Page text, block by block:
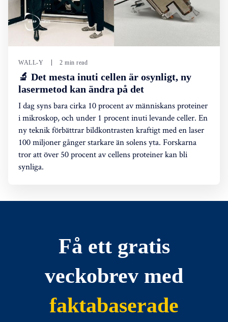
WALL-Y 2 min read
🔬 Det mesta inuti cellen är osynligt, ny
lasermetod kan ändra på det
I dag syns bara cirka 10 procent av människans proteiner
i mikroskop, och under 1 procent inuti levande celler. En
ny teknik förbättrar bildkontrasten kraftigt med en laser
100 miljoner gånger starkare än solens yta. Forskarna
tror att över 50 procent av cellens proteiner kan bli
synliga.
Få ett gratis
veckobrev med
faktabaserade